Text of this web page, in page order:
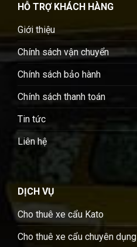
HỖ TRỢ KHÁCH HÀNG
Giới thiệu
Chính sách vận chuyển
Chính sách bảo hành
Chính sách thanh toán
Tin tức
Liên hệ
DỊCH VỤ
Cho thuê xe cẩu Kato
Cho thuê xe cẩu chuyên dụng